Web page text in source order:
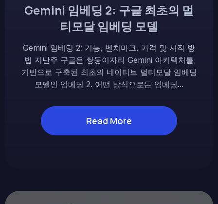
Gemini 임베딩 2: 구글 최초의 멀
티모달 임베딩 모델
Gemini 임베딩 2: 기능, 벤치마크, 가격 및 시작 방
법 지난주 구글은 쌍둥이자리 Gemini 아키텍처를
기반으로 구축된 최초의 네이티브 멀티모달 임베딩
모델인 임베딩 2. 어떤 방식으로든 임베딩...
Read More